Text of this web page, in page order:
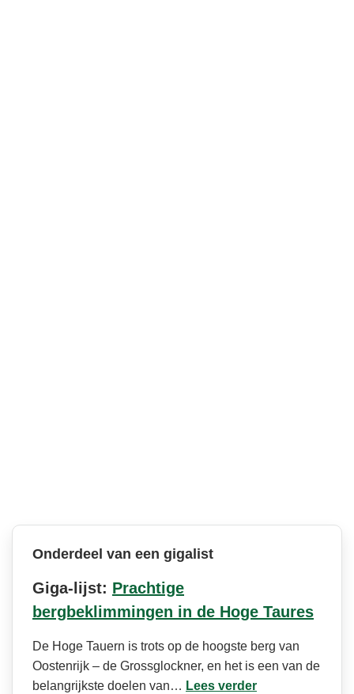
Onderdeel van een gigalist
Giga-lijst: Prachtige
bergbeklimmingen in de Hoge Taures
De Hoge Tauern is trots op de hoogste berg van
Oostenrijk – de Grossglockner, en het is een van de
belangrijkste doelen van… Lees verder